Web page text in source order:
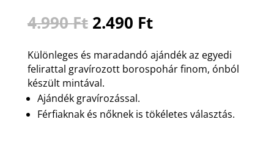
4.990Ft Original
price
was:
4.990 Ft.
2.490 FtCurrent
price
is:
2.490 Ft.
Különleges és maradandó ajándék az egyedi
felirattal gravírozott borospohár finom, ónból
készült mintával.
Ajándék gravírozással.
Férfiaknak és nőknek is tökéletes választás.